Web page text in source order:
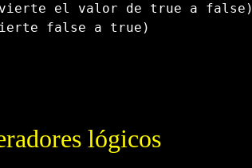
el valor de true a false)
false a true)
lógicos